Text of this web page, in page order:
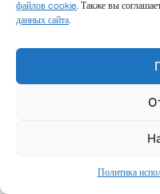
файлов cookie. Также вы
данных сайта.
Политика
7 причин